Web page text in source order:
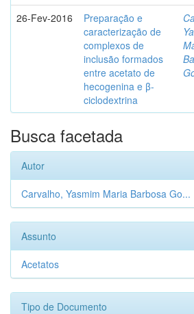
26-Fev-2016
Preparação e
caracterização de
complexos de
inclusão formados
entre acetato de
hecogenina e β-
ciclodextrina
Busca facetada
Autor
Carvalho, Yasmim Maria Barbosa Go...
Assunto
Acetatos
Tipo de Documento